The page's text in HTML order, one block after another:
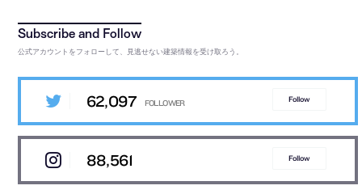
公式アカウントをフォローして、見逃せない建築情報を受け取ろう。
62,097 Follow
88,561 Follow